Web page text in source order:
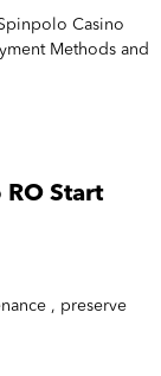
Casino
Methods and
Start
, preserve